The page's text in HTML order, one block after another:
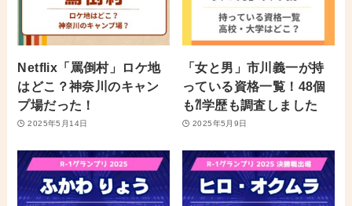
Netflix「罵倒村」ロケ地
はどこ？神奈川のキャン
プ場だった！
2025年5月14日
「女と男」市川義一が持
っている資格一覧！48個
も⁈学歴も調査しました
2025年5月9日